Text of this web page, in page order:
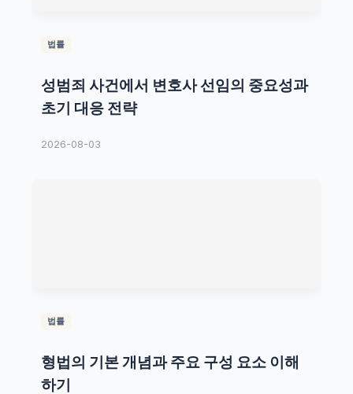
법률
성범죄 사건에서 변호사 선임의 중요성과
초기 대응 전략
2026-08-03
법률
형법의 기본 개념과 주요 구성 요소 이해
하기